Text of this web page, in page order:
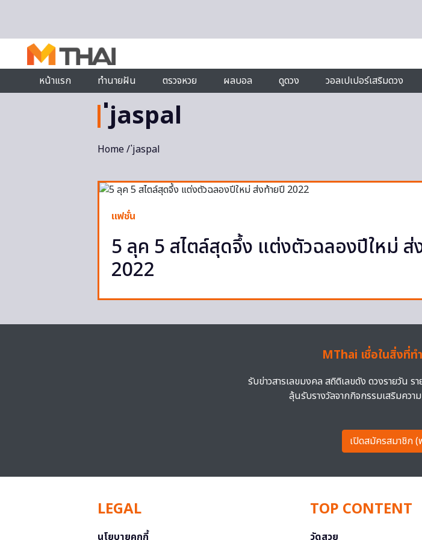
หน้าแรก
ทำนายฝัน ตรวจหวย ผลบอล ดูดวง วอลเปเปอร์เสริมดวง
่jaspal
Home/ ่jaspal
แฟชั่น
5 ลุค 5 สไตล์สุดจึ้ง แต่งตัวฉลองปีใหม่ ส่
2022
MThai เชื่อในสิ่งที่ท
รับข่าวสารเลขมงคล สถิติเลขดัง ดวงรายวัน ร
ลุ้นรับรางวัลจากกิจกรรมเสริมคว
เปิดสมัครสมาชิก (
LEGAL
นโยบายคุกกี้
TOP CONTENT
วัดสวย